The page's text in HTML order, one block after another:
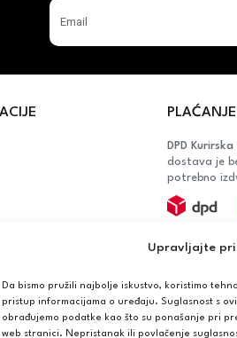
Upravljajte
Da bismo pružili najbolje iskustvo, koristimo
pristup informacijama o uređaju. Suglasnost s
obrađujemo podatke kao što su ponašanje pri
web stranici. Nepristanak ili povlačenje
POTROŠAČA
DPD
dostava je
potrebno
Bankovna